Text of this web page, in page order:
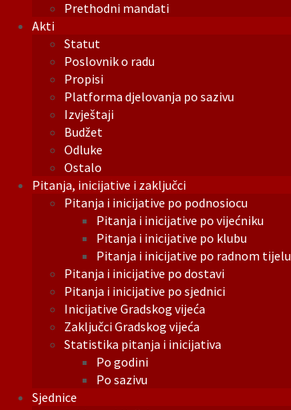
Prethodni mandati
Akti
Statut
Poslovnik o radu
Propisi
Platforma djelovanja po sazivu
Izvještaji
Budžet
Odluke
Ostalo
Pitanja, inicijative i zaključci
Pitanja i inicijative po podnosiocu
Pitanja i inicijative po vijećniku
Pitanja i inicijative po klubu
Pitanja i inicijative po radnom tijelu
Pitanja i inicijative po dostavi
Pitanja i inicijative po sjednici
Inicijative Gradskog vijeća
Zaključci Gradskog vijeća
Statistika pitanja i inicijativa
Po godini
Po sazivu
Sjednice